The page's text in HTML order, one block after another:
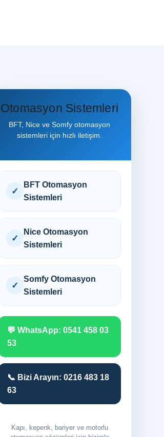
Otomasyon Sistemleri
BFT, Nice ve Somfy otomasyon
sistemleri için hızlı iletişim.
✓
BFT Otomasyon
Sistemleri
✓
Nice Otomasyon
Sistemleri
✓
Somfy Otomasyon
Sistemleri
💬 WhatsApp: 0541 458 03
53
📞 Bizi Arayın: 0216 483 18
63
Kapı, kepenk, bariyer ve motorlu